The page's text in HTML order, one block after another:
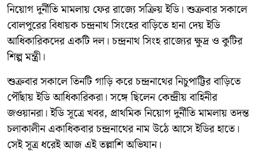
নিয়োগ দুর্নীতি মামলায় ফের রাজ্যে সক্রিয় ইডি। শুক্রবার সকালে
বোলপুরের বিধায়ক চন্দ্রনাথ সিংহের বাড়িতে হানা দেয় ইডি
আধিকারিকদের একটি দল। চন্দ্রনাথ সিংহ রাজ্যের ক্ষুদ্র ও কুটির
শিল্প মন্ত্রী।
শুক্রবার সকালে তিনটি গাড়ি করে চন্দ্রনাথের নিচুপাট্টির বাড়িতে
পৌঁছায় ইডি আধিকারিকরা। সঙ্গে ছিলেন কেন্দ্রীয় বাহিনীর
জওয়ানরা। ইডি সূত্রে খবর, প্রাথমিক নিয়োগ দুর্নীতি মামলায় তদন্ত
চলাকালীন একাধিকবার চন্দ্রনাথের নাম উঠে আসে ইডির হাতে।
সেই সূত্র ধরেই আজ এই তল্লাশি অভিযান।